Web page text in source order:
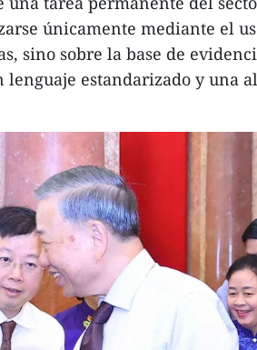
únicamente mediante el
sino sobre la base de
lenguaje estandarizado y una